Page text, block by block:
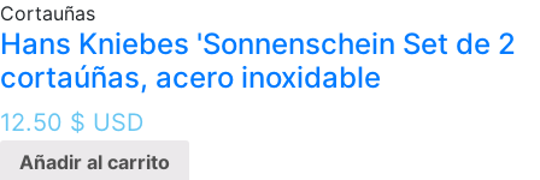
Cortauñas
Hans Kniebes 'Sonnenschein Set de 2
cortaúñas, acero inoxidable
12.50 $ USD
Añadir al carrito